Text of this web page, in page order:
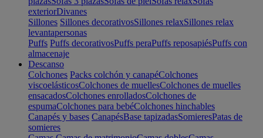
exteriorDivanes
Sillones Sillones decorativosSillones relaxSillones relax
levantapersonas
Puffs Puffs decorativosPuffs peraPuffs reposapiésPuffs con
almacenaje
Descanso
Colchones Packs colchón y canapéColchones
viscoelásticosColchones de muellesColchones de muelles
ensacadosColchones enrolladosColchones de
espumaColchones para bebéColchones hinchables
Canapés y bases CanapésBase tapizadasSomieresPatas de
somieres